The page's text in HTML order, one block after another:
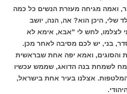
ואמה מגיחה מעזרת הנשים כל כמה
שלי, היכן הוא? אה, הנה, יושב
לצלמו, לחש לי "אבא, אימא לא
בני, יש לכם מסיבה לאחר מכן.
והסוגים, ואמא יפה אחת שבראשית
לשמחת בנה הדואג, שממש עכשיו
אצלנו בעיר אחת בישראל,